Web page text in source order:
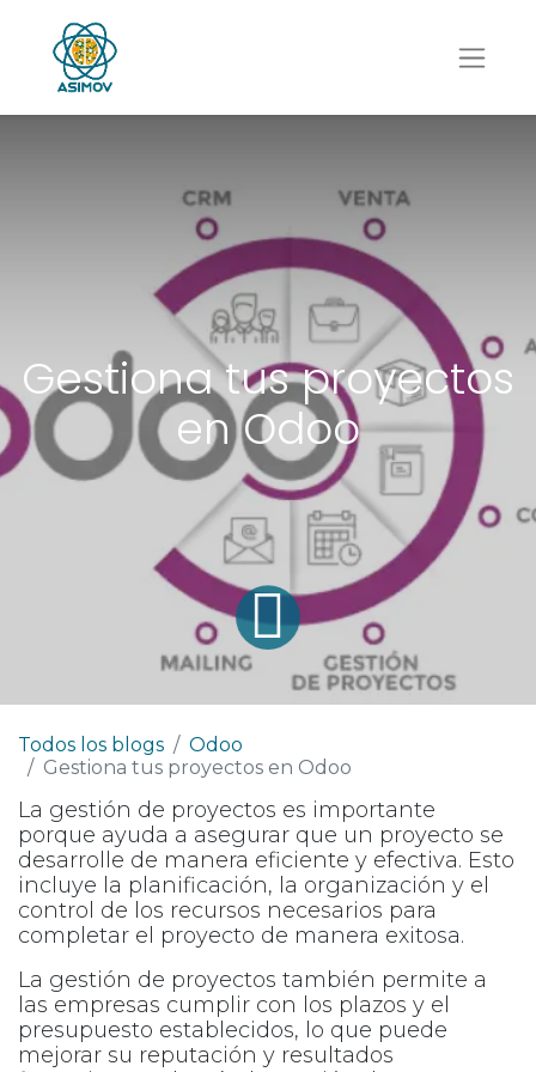
Gestiona tus proyectos
en Odoo
Todos los blogs
Odoo
Gestiona tus proyectos en Odoo
La gestión de proyectos es importante
porque ayuda a asegurar que un proyecto se
desarrolle de manera eficiente y efectiva. Esto
incluye la planificación, la organización y el
control de los recursos necesarios para
completar el proyecto de manera exitosa.
La gestión de proyectos también permite a
las empresas cumplir con los plazos y el
presupuesto establecidos, lo que puede
mejorar su reputación y resultados